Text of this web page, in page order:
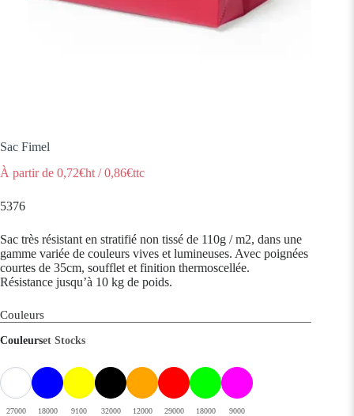
Sac Fimel
À partir de 0,72€ht /0,86€ttc
5376
Sac très résistant en stratifié non tissé de 110g / m2, dans une
gamme variée de couleurs vives et lumineuses. Avec poignées
courtes de 35cm, soufflet et finition thermoscellée.
Résistance jusqu’à 10 kg de poids.
Couleurs
Couleurset Stocks
27000 18000 9100 32000 12000 29000 18000 9000